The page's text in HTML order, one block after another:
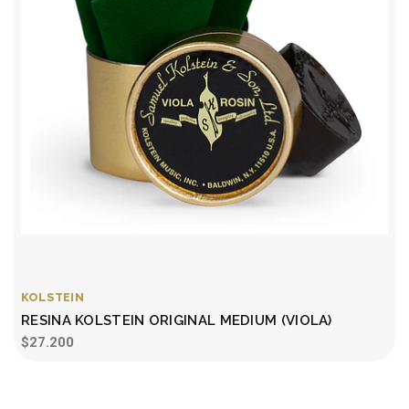
KOLSTEIN
RESINA KOLSTEIN ORIGINAL MEDIUM (VIOLA)
$27.200